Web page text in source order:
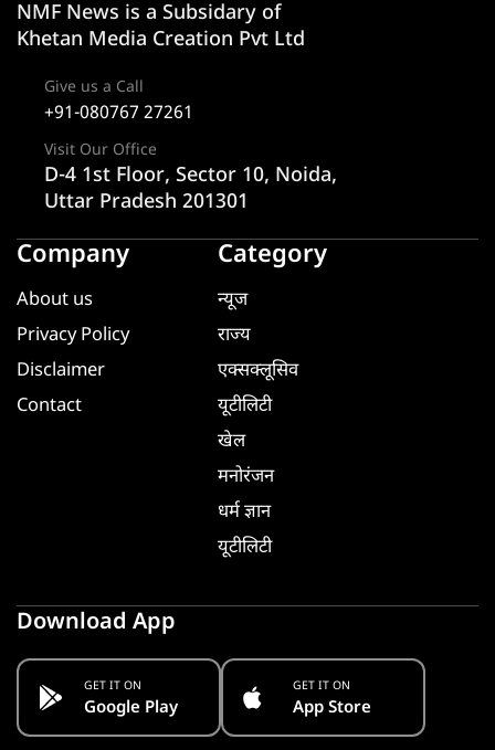
NMF News is a Subsidary of
Khetan Media Creation Pvt Ltd
Give us a Call
+91-080767 27261
Visit Our Office
D-4 1st Floor, Sector 10, Noida,
Uttar Pradesh 201301
Company
About us
Privacy Policy
Disclaimer
Contact
Category
न्यूज
राज्य
एक्सक्लूसिव
यूटीलिटी
खेल
मनोरंजन
धर्म ज्ञान
यूटीलिटी
Download App
GET IT ON
Google Play
GET IT ON
App Store